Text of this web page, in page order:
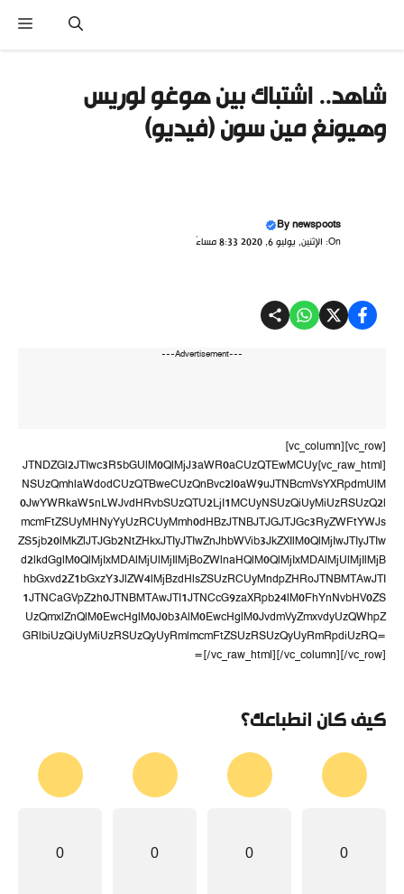
المحتوى
شاهد.. اشتباك بين هوغو لوريس
وهيونغ مين سون (فيديو)
Bynewspoots
On: الإثنين, يوليو 6, 2020 8:33 مساءً
---Advertisement---
[vc_row][vc_column]
[vc_raw_html]JTNDZGl2JTIwc3R5bGUlM0QlMjJ3aWR0aCUzQTEwMCUy
NSUzQmhlaWdodCUzQTBweCUzQnBvc2l0aW9uJTNBcmVsYXRpdmUlM
0JwYWRkaW5nLWJvdHRvbSUzQTU2LjI1MCUyNSUzQiUyMiUzRSUzQ2l
mcmFtZSUyMHNyYyUzRCUyMmh0dHBzJTNBJTJGJTJGc3RyZWFtYWJs
ZS5jb20lMkZlJTJGb2NtZHkxJTIyJTIwZnJhbWVib3JkZXIlM0QlMjIwJTIyJTIw
d2lkdGglM0QlMjIxMDAlMjUlMjIlMjBoZWlnaHQlM0QlMjIxMDAlMjUlMjIlMjB
hbGxvd2Z1bGxzY3JlZW4lMjBzdHlsZSUzRCUyMndpZHRoJTNBMTAwJTI
1JTNCaGVpZ2h0JTNBMTAwJTI1JTNCcG9zaXRpb24lM0FhYnNvbHV0ZS
UzQmxlZnQlM0EwcHglM0J0b3AlM0EwcHglM0JvdmVyZmxvdyUzQWhpZ
GRlbiUzQiUyMiUzRSUzQyUyRmlmcmFtZSUzRSUzQyUyRmRpdiUzRQ=
=[/vc_raw_html][/vc_column][/vc_row]
كيف كان انطباعك؟
0
0
0
0